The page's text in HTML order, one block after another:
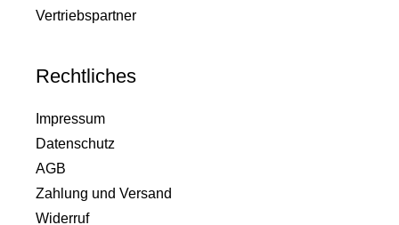
Vertriebspartner
Rechtliches
Impressum
Datenschutz
AGB
Zahlung und Versand
Widerruf